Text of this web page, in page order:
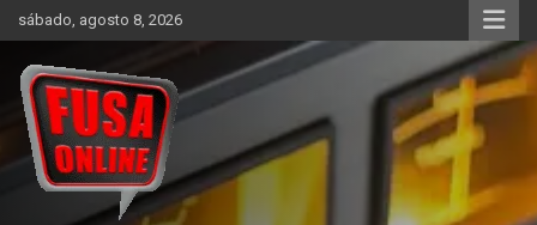
Skip
to
content
sábado, agosto 8, 2026